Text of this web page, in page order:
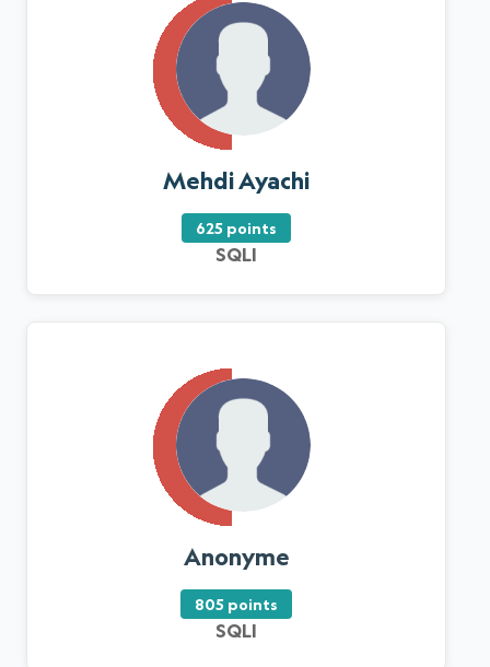
Mehdi Ayachi
625 points
SQLI
Anonyme
805 points
SQLI